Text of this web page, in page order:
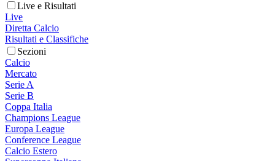
Live e Risultati
Live
Diretta Calcio
Risultati e Classifiche
Sezioni
Calcio
Mercato
Serie A
Serie B
Coppa Italia
Champions League
Europa League
Conference League
Calcio Estero